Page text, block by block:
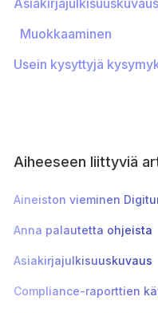
Muokkaaminen
Usein kysyttyjä
Aiheeseen liittyviä
Aineiston vieminen
Anna palautetta ohjeista
Asiakirjajulkisuuskuvaus
Compliance-raporttien